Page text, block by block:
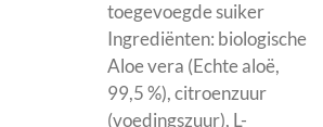
toegevoegde suiker
Ingrediënten: biologische
Aloe vera (Echte aloë,
99,5 %), citroenzuur
(voedingszuur), L-